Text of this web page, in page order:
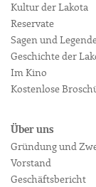
Kultur der Lakota
Reservate
Sagen und
Geschichte der
Im Kino
Kostenlose
Über uns
Gründung und
Vorstand
Geschäftsbericht